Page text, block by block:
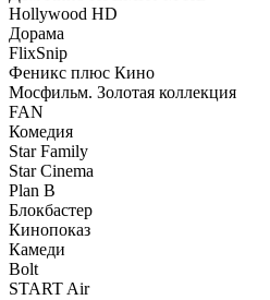
Hollywood HD
Дорама
FlixSnip
Феникс плюс Кино
Мосфильм. Золотая коллекция
FAN
Комедия
Star Family
Star Cinema
Plan B
Блокбастер
Кинопоказ
Камеди
Bolt
START Air